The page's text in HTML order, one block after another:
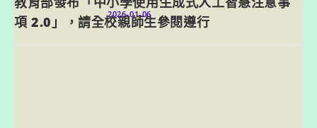
項 2.0」，請全校親師生參閱遵行
2026-01-06